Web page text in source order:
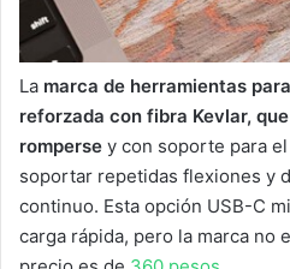
La marca de herramientas
reforzada con fibra Kevlar,
romperse y con soporte para
soportar repetidas flexiones y
continuo. Esta opción USB-C
carga rápida, pero la marca no